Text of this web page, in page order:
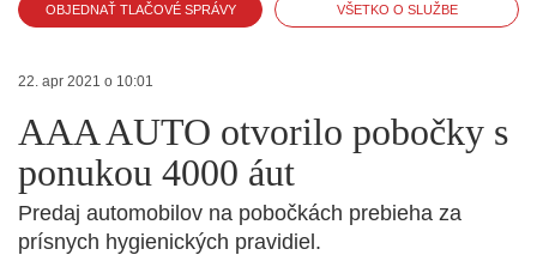
OBJEDNAŤ TLAČOVÉ SPRÁVY VŠETKO O SLUŽBE
22. apr 2021 o 10:01
AAA AUTO otvorilo pobočky s
ponukou 4000 áut
Predaj automobilov na pobočkách prebieha za
prísnych hygienických pravidiel.